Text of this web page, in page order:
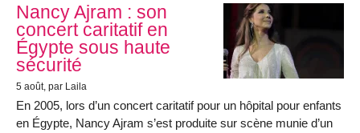
Nancy Ajram : son
concert caritatif en
Égypte sous haute
sécurité
5 août, par Laila
En 2005, lors d’un concert caritatif pour un hôpital pour enfants
en Égypte, Nancy Ajram s’est produite sur scène munie d’un